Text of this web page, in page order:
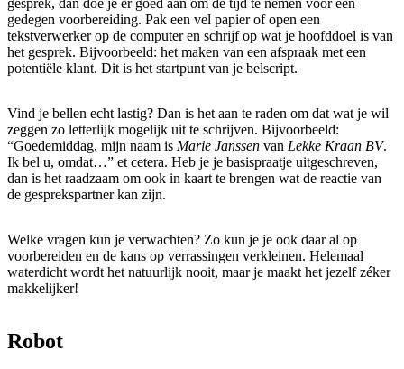
gesprek, dan doe je er goed aan om de tijd te nemen voor een
gedegen voorbereiding. Pak een vel papier of open een
tekstverwerker op de computer en schrijf op wat je hoofddoel is van
het gesprek. Bijvoorbeeld: het maken van een afspraak met een
potentiële klant. Dit is het startpunt van je belscript.
Vind je bellen echt lastig? Dan is het aan te raden om dat wat je wil
zeggen zo letterlijk mogelijk uit te schrijven. Bijvoorbeeld:
“Goedemiddag, mijn naam is Marie Janssen van Lekke Kraan BV.
Ik bel u, omdat…” et cetera. Heb je je basispraatje uitgeschreven,
dan is het raadzaam om ook in kaart te brengen wat de reactie van
de gesprekspartner kan zijn.
Welke vragen kun je verwachten? Zo kun je je ook daar al op
voorbereiden en de kans op verrassingen verkleinen. Helemaal
waterdicht wordt het natuurlijk nooit, maar je maakt het jezelf zéker
makkelijker!
Robot